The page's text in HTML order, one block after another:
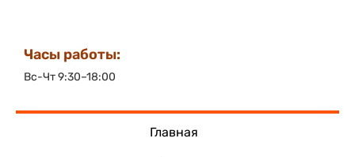
Часы работы:
Вс-Чт 9:30–18:00
Главная